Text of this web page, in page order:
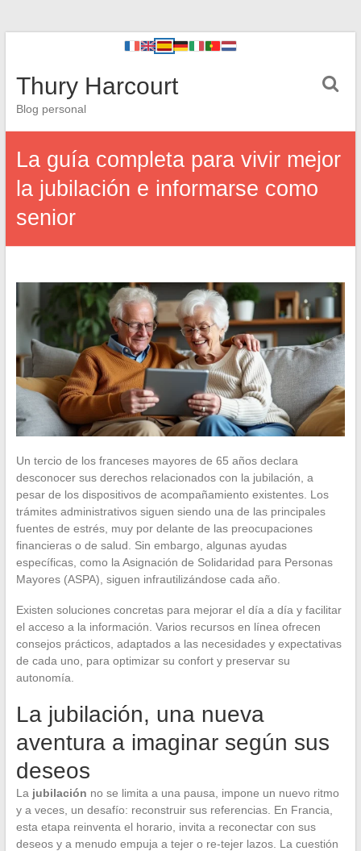
Thury Harcourt
Blog personal
La guía completa para vivir mejor
la jubilación e informarse como
senior
Un tercio de los franceses mayores de 65 años declara
desconocer sus derechos relacionados con la jubilación, a
pesar de los dispositivos de acompañamiento existentes. Los
trámites administrativos siguen siendo una de las principales
fuentes de estrés, muy por delante de las preocupaciones
financieras o de salud. Sin embargo, algunas ayudas
específicas, como la Asignación de Solidaridad para Personas
Mayores (ASPA), siguen infrautilizándose cada año.
Existen soluciones concretas para mejorar el día a día y facilitar
el acceso a la información. Varios recursos en línea ofrecen
consejos prácticos, adaptados a las necesidades y expectativas
de cada uno, para optimizar su confort y preservar su
autonomía.
La jubilación, una nueva
aventura a imaginar según sus
deseos
La jubilación no se limita a una pausa, impone un nuevo ritmo
y a veces, un desafío: reconstruir sus referencias. En Francia,
esta etapa reinventa el horario, invita a reconectar con sus
deseos y a menudo empuja a tejer o re-tejer lazos. La cuestión